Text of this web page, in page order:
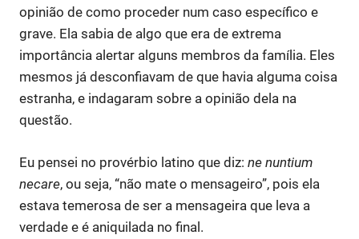
opinião de como proceder num caso específico e
grave. Ela sabia de algo que era de extrema
importância alertar alguns membros da família. Eles
mesmos já desconfiavam de que havia alguma coisa
estranha, e indagaram sobre a opinião dela na
questão.
Eu pensei no provérbio latino que diz: ne nuntium
necare, ou seja, “não mate o mensageiro”, pois ela
estava temerosa de ser a mensageira que leva a
verdade e é aniquilada no final.